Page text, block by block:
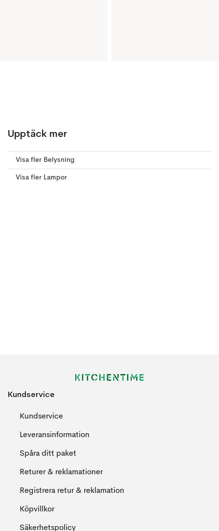
Upptäck mer
Visa fler Belysning
Visa fler Lampor
Kundservice
Kundservice
Leveransinformation
Spåra ditt paket
Returer & reklamationer
Registrera retur & reklamation
Köpvillkor
Säkerhetspolicy